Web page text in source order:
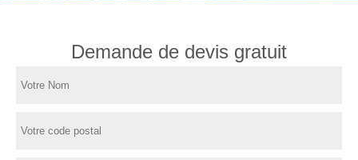
Demande de devis gratuit